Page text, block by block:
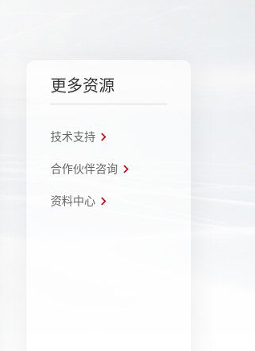
更多资源
技术支持
合作伙伴咨询
资料中心